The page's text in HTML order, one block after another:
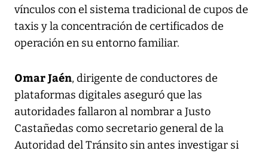
vínculos con el sistema tradicional de cupos de
taxis y la concentración de certificados de
operación en su entorno familiar.
Omar Jaén, dirigente de conductores de
plataformas digitales aseguró que las
autoridades fallaron al nombrar a Justo
Castañedas como secretario general de la
Autoridad del Tránsito sin antes investigar si